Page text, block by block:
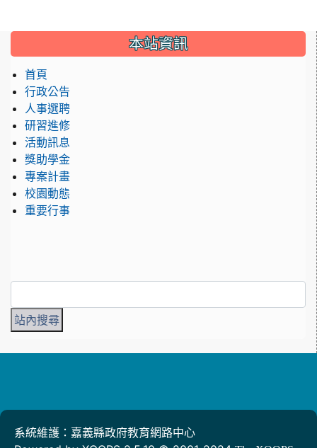
::: 本站資訊
首頁
行政公告
人事選聘
研習進修
活動訊息
獎助學金
專案計畫
校園動態
重要行事
系統維護：嘉義縣政府教育網路中心